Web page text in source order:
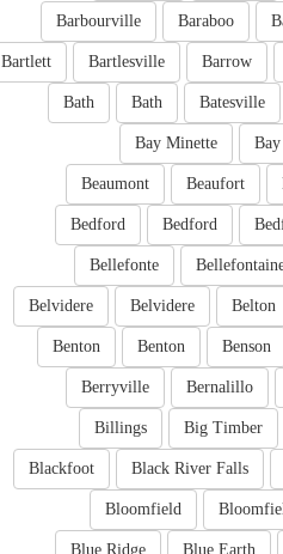
Baraboo
Barbourville
Barrow
Bartlesville
Bartlett
Batesville
Bath
Bath
Bay Minette
Beaufort
Beaumont
Bedford
Bedford
Bellefonte
Belton
Belvidere
Belvidere
Benson
Benton
Benton
Bernalillo
Berryville
Big Timber
Billings
Black River Falls
Blackfoot
Bloomfield
Blue Earth
Blue Ridge